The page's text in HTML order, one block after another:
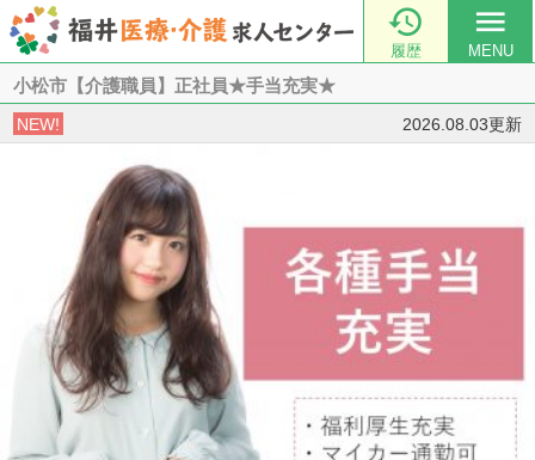

履歴
menu
MENU
小松市【介護職員】正社員★手当充実★
NEW! 2026.08.03更新